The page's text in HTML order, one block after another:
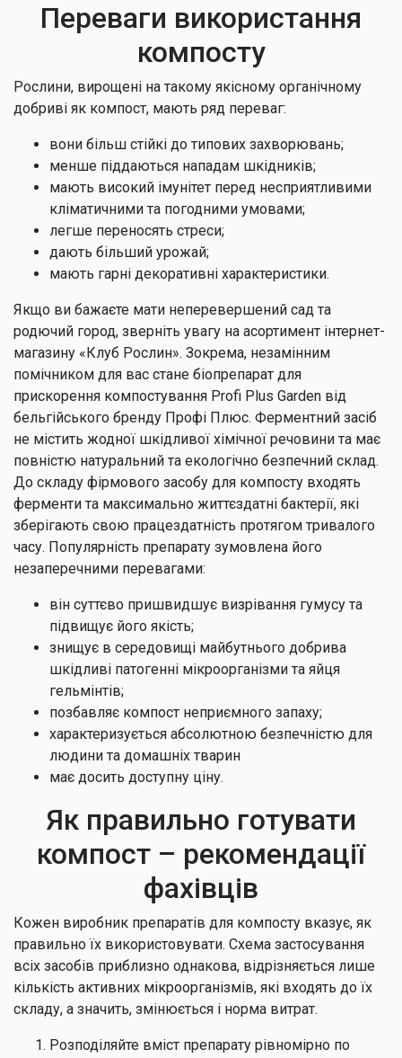
Переваги використання
компосту
Рослини, вирощені на такому якісному органічному
добриві як компост, мають ряд переваг:
вони більш стійкі до типових захворювань;
менше піддаються нападам шкідників;
мають високий імунітет перед несприятливими
кліматичними та погодними умовами;
легше переносять стреси;
дають більший урожай;
мають гарні декоративні характеристики.
Якщо ви бажаєте мати неперевершений сад та
родючий город, зверніть увагу на асортимент інтернет-
магазину «Клуб Рослин». Зокрема, незамінним
помічником для вас стане біопрепарат для
прискорення компостування Profi Plus Garden від
бельгійського бренду Профі Плюс. Ферментний засіб
не містить жодної шкідливої хімічної речовини та має
повністю натуральний та екологічно безпечний склад.
До складу фірмового засобу для компосту входять
ферменти та максимально життєздатні бактерії, які
зберігають свою працездатність протягом тривалого
часу. Популярність препарату зумовлена його
незаперечними перевагами:
він суттєво пришвидшує визрівання гумусу та
підвищує його якість;
знищує в середовищі майбутнього добрива
шкідливі патогенні мікроорганізми та яйця
гельмінтів;
позбавляє компост неприємного запаху;
характеризується абсолютною безпечністю для
людини та домашніх тварин
має досить доступну ціну.
Як правильно готувати
компост – рекомендації
фахівців
Кожен виробник препаратів для компосту вказує, як
правильно їх використовувати. Схема застосування
всіх засобів приблизно однакова, відрізняється лише
кількість активних мікроорганізмів, які входять до їх
складу, а значить, змінюється і норма витрат.
Розподіляйте вміст препарату рівномірно по